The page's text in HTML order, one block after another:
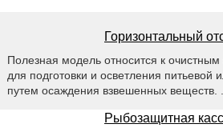
Горизонтальный
Полезная модель относится к
для подготовки и осветления
путем осаждения взвешенных веществ. .
Рыбозащитная